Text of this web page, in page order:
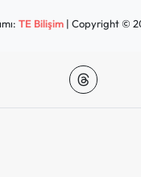
TE Bilişim | Copyright ©